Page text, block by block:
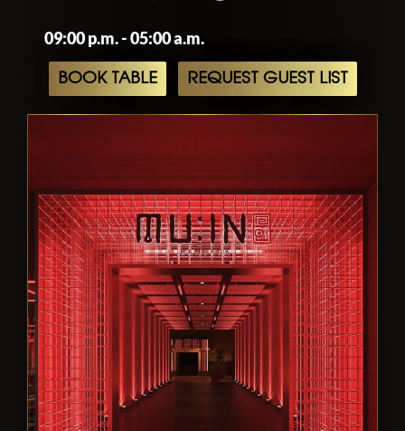
09:00 p.m. - 05:00 a.m.
BOOK TABLE REQUEST GUEST LIST